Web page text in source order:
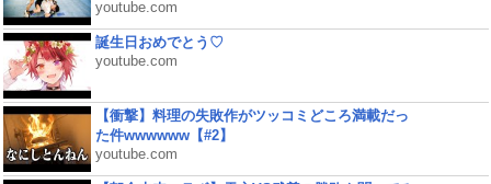
youtube.com
誕生日おめでとう♡
youtube.com
【衝撃】料理の失敗作がツッコミどころ満載だっ
た件wwwwww【#2】
youtube.com